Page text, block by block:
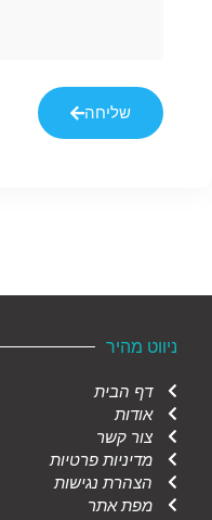
שליחה
ניווט מהיר
דף הבית
אודות
צור קשר
מדיניות פרטיות
הצהרת נגישות
מפת אתר